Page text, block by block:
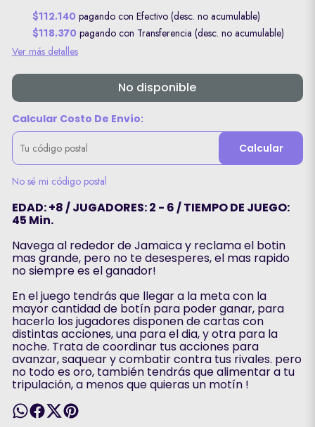
$112.140 pagando con Efectivo (desc. no acumulable)
$118.370 pagando con Transferencia (desc. no acumulable)
Ver más detalles
No disponible
Calcular Costo De Envío:
Calcular
No sé mi código postal
EDAD: +8 / JUGADORES: 2 - 6 / TIEMPO DE JUEGO:
45 Min.
Navega al rededor de Jamaica y reclama el botin
mas grande, pero no te desesperes, el mas rapido
no siempre es el ganador!
En el juego tendrás que llegar a la meta con la
mayor cantidad de botín para poder ganar, para
hacerlo los jugadores disponen de cartas con
distintas acciones, una para el dia, y otra para la
noche. Trata de coordinar tus acciones para
avanzar, saquear y combatir contra tus rivales. pero
no todo es oro, también tendrás que alimentar a tu
tripulación, a menos que quieras un motín !